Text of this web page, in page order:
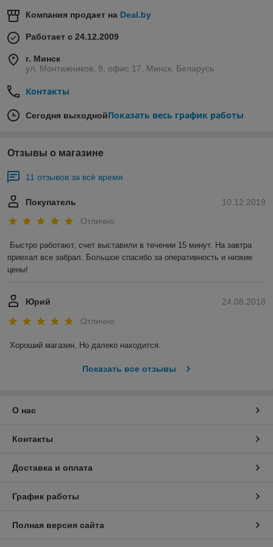
его модулей. Значение суммарного выходного
числом составляющих его модулей.
выходной мощности: 0,1 кВт; 0,3 кВт; 0,6 кВт; 1 кВт;
1,25 кВт и являются полностью
для катодной защиты необходимой мощности.
Компания продает на Deal.by
Работает с 24.12.2009
г. Минск
ул. Монтажников, 9, офис 17, Минск, Беларусь
Контакты
Сегодня выходнойПоказать весь график работы
Отзывы о магазине
11 отзывов за всё время
10.12.2019
Покупатель
Отлично
Быстро работают, счет выставили в течении 15 минут. На завтра
приехал все забрал. Большое спасибо за оперативность и низкие
цены!
24.08.2018
Юрий
Отлично
Хороший магазин. Но далеко находится.
Показать все отзывы
О нас
Контакты
Доставка и оплата
График работы
Полная версия сайта